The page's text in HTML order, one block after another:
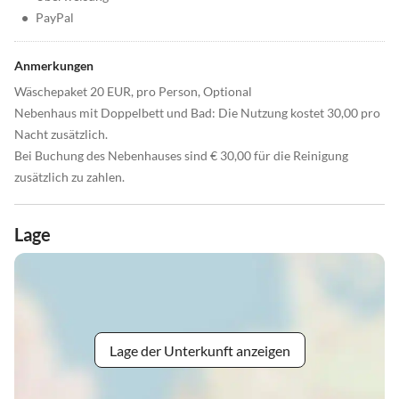
• PayPal
Anmerkungen
Wäschepaket 20 EUR, pro Person, Optional
Nebenhaus mit Doppelbett und Bad: Die Nutzung kostet 30,00 pro
Nacht zusätzlich.
Bei Buchung des Nebenhauses sind € 30,00 für die Reinigung
zusätzlich zu zahlen.
Lage
Lage der Unterkunft anzeigen